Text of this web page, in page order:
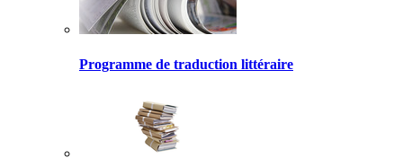
Programme de traduction littéraire